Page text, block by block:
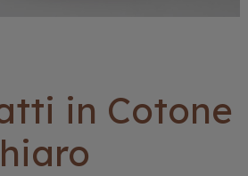
in Cotone